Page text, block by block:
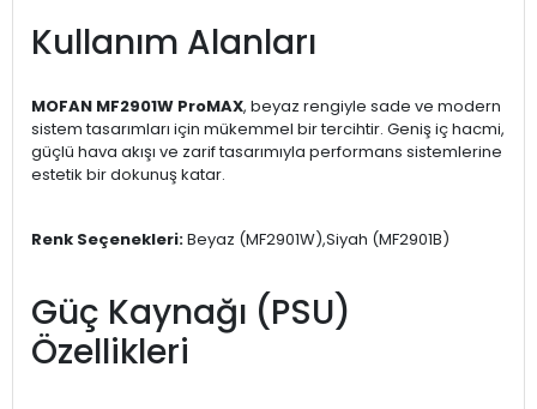
Kullanım Alanları
MOFAN MF2901W ProMAX, beyaz rengiyle sade ve modern
sistem tasarımları için mükemmel bir tercihtir. Geniş iç hacmi,
güçlü hava akışı ve zarif tasarımıyla performans sistemlerine
estetik bir dokunuş katar.
Renk Seçenekleri:Beyaz (MF2901W),Siyah (MF2901B)
Güç Kaynağı (PSU)
Özellikleri